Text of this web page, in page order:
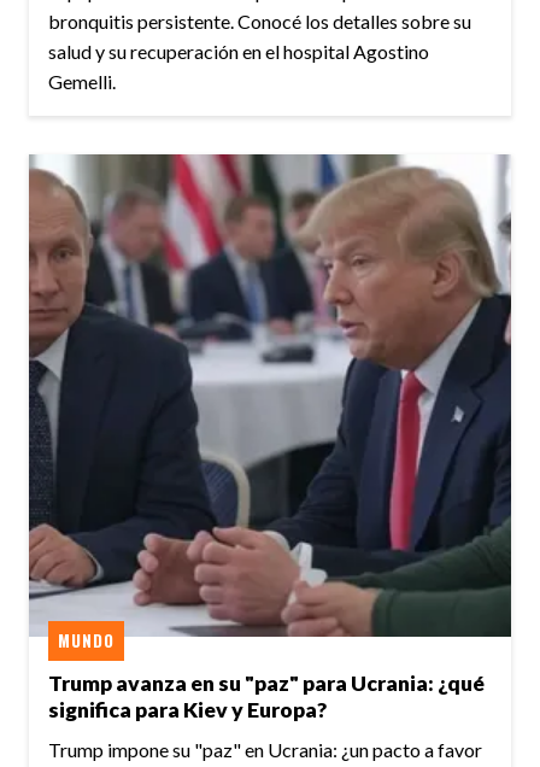
bronquitis persistente. Conocé los detalles sobre su
salud y su recuperación en el hospital Agostino
Gemelli.
Trump avanza en su "paz" para Ucrania: ¿qué
significa para Kiev y Europa?
MUNDO
Trump impone su "paz" en Ucrania: ¿un pacto a favor